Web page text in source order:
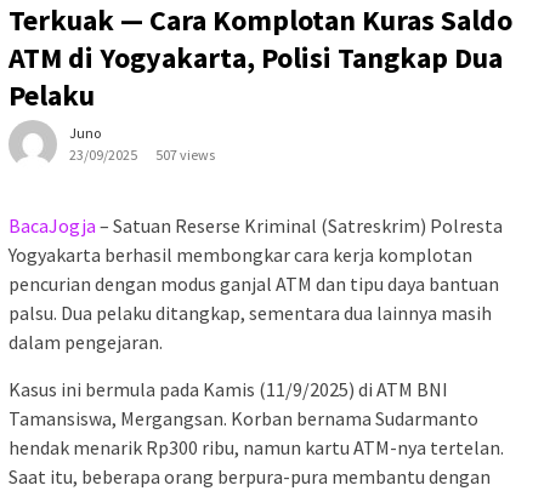
Terkuak — Cara Komplotan Kuras Saldo
ATM di Yogyakarta, Polisi Tangkap Dua
Pelaku
Juno
23/09/2025
507 views
BacaJogja – Satuan Reserse Kriminal (Satreskrim) Polresta
Yogyakarta berhasil membongkar cara kerja komplotan
pencurian dengan modus ganjal ATM dan tipu daya bantuan
palsu. Dua pelaku ditangkap, sementara dua lainnya masih
dalam pengejaran.
Kasus ini bermula pada Kamis (11/9/2025) di ATM BNI
Tamansiswa, Mergangsan. Korban bernama Sudarmanto
hendak menarik Rp300 ribu, namun kartu ATM-nya tertelan.
Saat itu, beberapa orang berpura-pura membantu dengan